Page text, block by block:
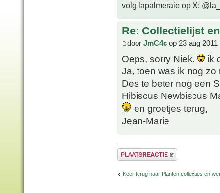
volg lapalmeraie op X:
Re: Collectielijst
door JmC4c op 23 aug 2011
Oeps, sorry Niek.
ik
Ja, toen was ik nog zo
Des te beter nog een
Hibiscus Newbiscus
en groetjes terug,
Jean-Marie
Plaats een reactie
Keer terug naar Planten collecties en